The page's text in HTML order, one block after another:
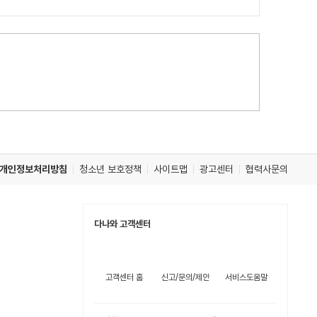
개인정보처리방침 청소년 보호정책 사이트맵 광고센터 협력사문의
다나와 고객센터
고객센터 홈 신고/문의/제안 서비스도움말